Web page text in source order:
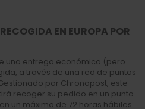
EN EUROPA POR
una entrega económica (pero
a través de una red de puntos
por Chronopost, este
recoger su pedido en un punto
un máximo de 72 horas hábiles